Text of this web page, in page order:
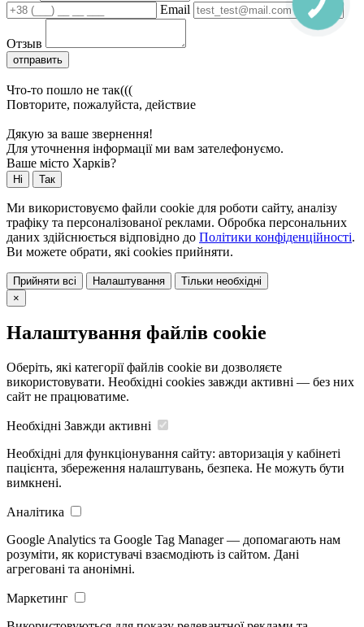
Email
Отзыв
отправить
Что-то пошло не так(((
Повторите, пожалуйста, действие
Дякую за ваше звернення!
Для уточнення інформації ми вам зателефонуємо.
Ваше місто Харків?
Ні Так
Ми використовуємо файли cookie для роботи сайту, аналізу
трафіку та персоналізованої реклами. Обробка персональних
даних здійснюється відповідно до Політики конфіденційності.
Ви можете обрати, які cookies прийняти.
Прийняти всі Налаштування
Тільки необхідні
×
Налаштування файлів cookie
Оберіть, які категорії файлів cookie ви дозволяєте
використовувати. Необхідні cookies завжди активні — без них
сайт не працюватиме.
Необхідні Завжди активні
Необхідні для функціонування сайту: авторизація у кабінеті
пацієнта, збереження налаштувань, безпека. Не можуть бути
вимкнені.
Аналітика
Google Analytics та Google Tag Manager — допомагають нам
розуміти, як користувачі взаємодіють із сайтом. Дані
агреговані та анонімні.
Маркетинг